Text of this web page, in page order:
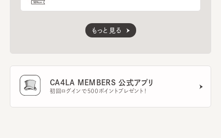
もっと見る
CA4LA MEMBERS 公式アプリ
初回ログインで500ポイントプレゼント！